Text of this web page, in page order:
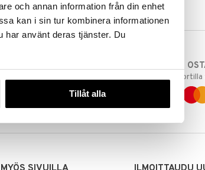
och annan information från din enhet
kan i sin tur kombinera informationen
har använt deras tjänster. Du
Tillåt alla
tuotteita varastoomme
juuri Sinua varten!
löytöjä sivuillamme.
TURVALLINEN
laskulla,